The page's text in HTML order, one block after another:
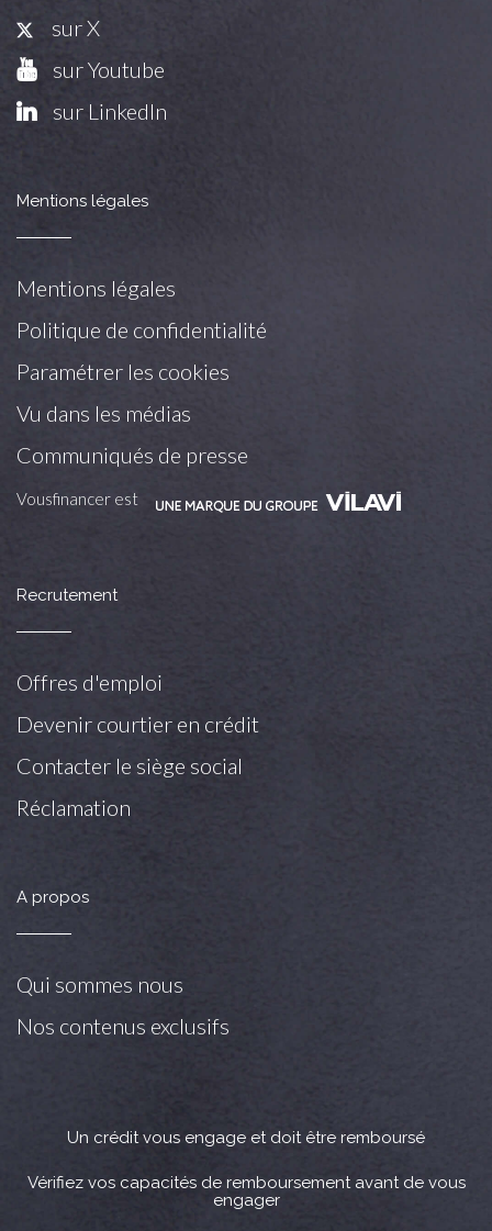
sur X
sur Youtube
sur LinkedIn
Mentions légales
Mentions légales
Politique de confidentialité
Paramétrer les cookies
Vu dans les médias
Communiqués de presse
Vousfinancer est
Recrutement
Offres d'emploi
Devenir courtier en crédit
Contacter le siège social
Réclamation
A propos
Qui sommes nous
Nos contenus exclusifs
Un crédit vous engage et doit être remboursé
Vérifiez vos capacités de remboursement avant de vous
engager